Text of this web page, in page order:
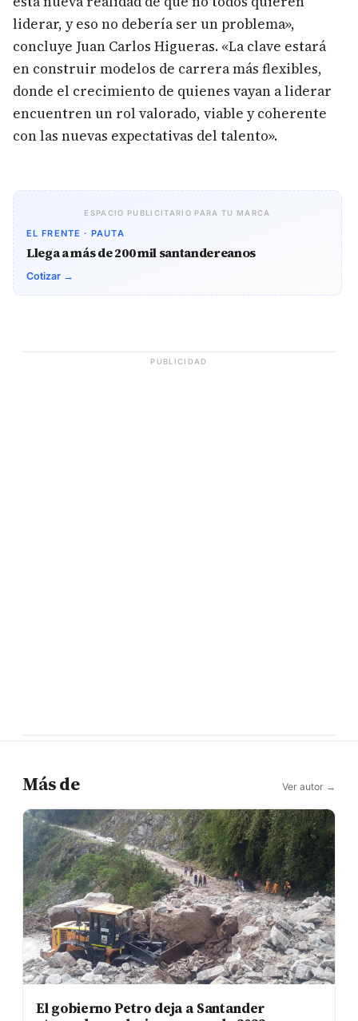
liderar, y eso no debería ser un problema»,
concluye Juan Carlos Higueras. «La clave estará
en construir modelos de carrera más flexibles,
donde el crecimiento de quienes vayan a liderar
encuentren un rol valorado, viable y coherente
con las nuevas expectativas del talento».
ESPACIO PUBLICITARIO PARA TU MARCA
EL FRENTE · PAUTA
Llega a más de 200 mil santandereanos
Cotizar →
PUBLICIDAD
Más de Ver autor →
El gobierno Petro deja a Santander